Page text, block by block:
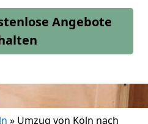
Angebote
» Umzug von Köln nach